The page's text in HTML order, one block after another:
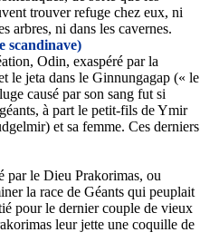
trouver refuge chez eux, ni
arbres, ni dans les cavernes.
scandinave)
Odin, exaspéré par la
le jeta dans le Ginnungagap (« le
causé par son sang fut si
à part le petit-fils de Ymir
et sa femme. Ces derniers
par le Dieu Prakorimas, ou
la race de Géants qui peuplait
pour le dernier couple de vieux
leur jette une coquille de